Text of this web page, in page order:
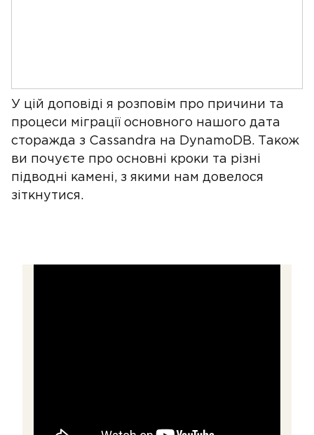
У цій доповіді я розповім про причини та
процеси міграції основного нашого дата
сторажда з Cassandra на DynamoDB. Також
ви почуєте про основні кроки та різні
підводні камені, з якими нам довелося
зіткнутися.